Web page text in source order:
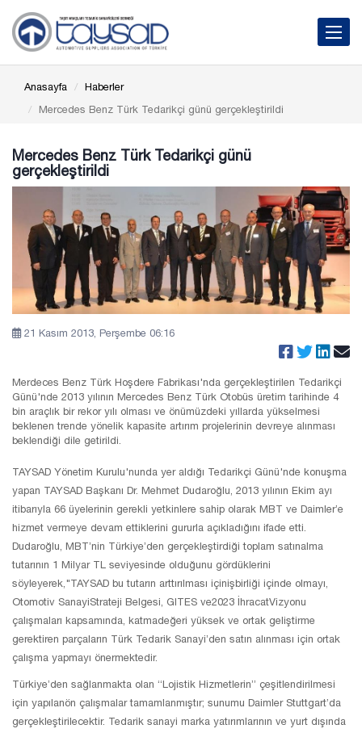
Toggle
Anasayfa
Haberler
Mercedes Benz Türk Tedarikçi günü gerçekleştirildi
Mercedes Benz Türk Tedarikçi günü
gerçekleştirildi
21 Kasım 2013, Perşembe 06:16
Merdeces Benz Türk Hoşdere Fabrikası'nda gerçekleştirilen Tedarikçi
Günü'nde 2013 yılının Mercedes Benz Türk Otobüs üretim tarihinde 4
bin araçlık bir rekor yılı olması ve önümüzdeki yıllarda yükselmesi
beklenen trende yönelik kapasite artırım projelerinin devreye alınması
beklendiği dile getirildi.
TAYSAD Yönetim Kurulu'nunda yer aldığı Tedarikçi Günü'nde konuşma
yapan TAYSAD Başkanı Dr. Mehmet Dudaroğlu, 2013 yılının Ekim ayı
itibarıyla 66 üyelerinin gerekli yetkinlere sahip olarak MBT ve Daimler’e
hizmet vermeye devam ettiklerini gururla açıkladığını ifade etti.
Dudaroğlu, MBT’nin Türkiye’den gerçekleştirdiği toplam satınalma
tutarının 1 Milyar TL seviyesinde olduğunu gördüklerini
söyleyerek,"TAYSAD bu tutarın arttırılması içinişbirliği içinde olmayı,
Otomotiv SanayiStrateji Belgesi, GITES ve2023 İhracatVizyonu
çalışmaları kapsamında, katmadeğeri yüksek ve ortak geliştirme
gerektiren parçaların Türk Tedarik Sanayi’den satın alınması için ortak
çalışma yapmayı önermektedir.
Türkiye’den sağlanmakta olan “Lojistik Hizmetlerin” çeşitlendirilmesi
için yapılanön çalışmalar tamamlanmıştır; sunumu Daimler Stuttgart’da
gerçekleştirilecektir. Tedarik sanayi marka yatırımlarının ve yurt dışında